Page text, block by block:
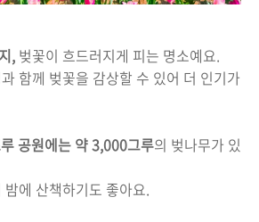
, 벚꽃이 흐드러지게 피는 명소예요.
함께 벚꽃을 감상할 수 있어 더 인기가
공원에는 약 3,000그루의 벚나무가 있
에 산책하기도 좋아요.